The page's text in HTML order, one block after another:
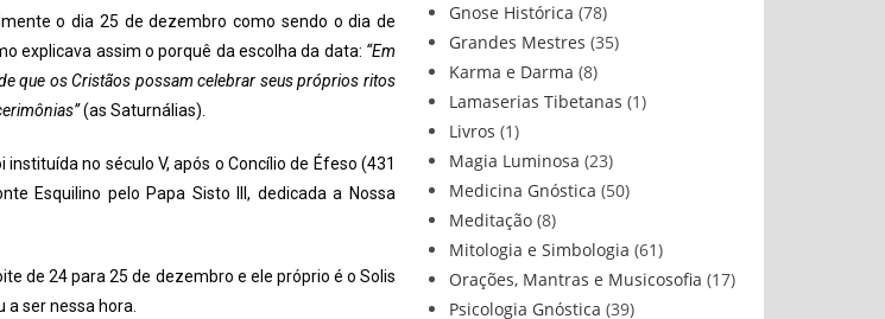
o dia 25 de dezembro como sendo o dia de
explicava assim o porquê da escolha da data: “Em
que os Cristãos possam celebrar seus próprios ritos
(as Saturnálias).
no século V, após o Concílio de Éfeso (431
Esquilino pelo Papa Sisto III, dedicada a Nossa
de 24 para 25 de dezembro e ele próprio é o Solis
a ser nessa hora.
Gnose Histórica (78)
Grandes Mestres (35)
Karma e Darma (8)
Lamaserias Tibetanas (1)
Livros (1)
Magia Luminosa (23)
Medicina Gnóstica (50)
Meditação (8)
Mitologia e Simbologia (61)
Orações, Mantras e Musicosofia (17)
Psicologia Gnóstica (39)